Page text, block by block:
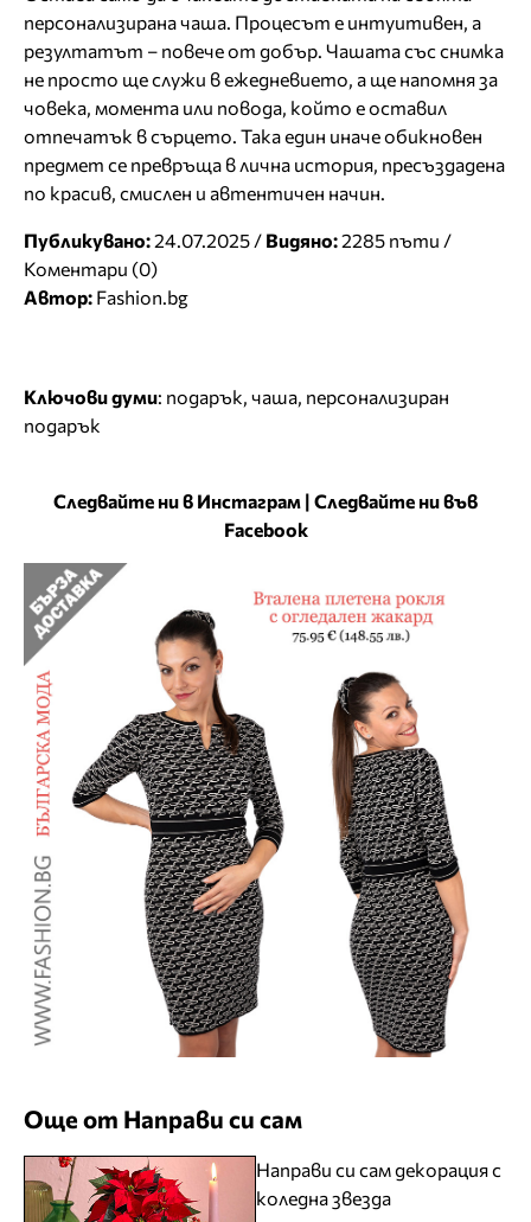
персонализирана чаша. Процесът е интуитивен, а
резултатът – повече от добър. Чашата със снимка
не просто ще служи в ежедневието, а ще напомня за
човека, момента или повода, който е оставил
отпечатък в сърцето. Така един иначе обикновен
предмет се превръща в лична история, пресъздадена
по красив, смислен и автентичен начин.
Публикувано:24.07.2025 / Видяно:2285 пъти /
Коментари (0)
Автор: Fashion.bg
Ключови думи: подарък, чаша, персонализиран
подарък
Следвайте ни в Инстаграм | Следвайте ни във
Facebook
Още от Направи си сам
Направи си сам декорация с
коледна звезда